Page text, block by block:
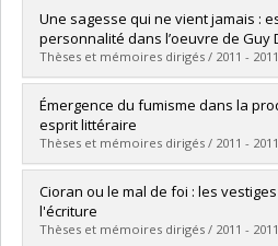
Diplômé(e) : Freytag, Aurélie
Cycle :Maîtrise
Diplôme obtenu :M.A.
Lien vers le document dans
Une sagesse qui ne vient jamais :
personnalité dans l’oeuvre de Guy
Thèses et mémoires dirigés / 2011 - 2011
Diplômé(e) :Trudel, Alexandre
Cycle :Doctorat
Diplôme obtenu :Ph. D.
Lien vers le document dans
Émergence du fumisme dans la
esprit littéraire
Thèses et mémoires dirigés / 2011 - 2011
Diplômé(e) :Tremblay, Charles-
Cycle :Doctorat
Diplôme obtenu :Ph. D.
Cioran ou le mal de foi : les
l'écriture
Thèses et mémoires dirigés / 2011 - 2011